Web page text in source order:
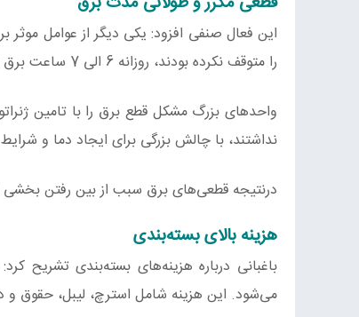
این فعال صنفی افزود: یکی دیگر از عوامل‌ موثر
را متوقف نکرده بودند، روزانه 6 الی 7 ساعت برق نداشتند.
واحدهای بزرگ مشکل قطع برق را با تامین
نداشتند، با چالش بزرگی برای ایجاد دما و
درنتیجه قطعی‌های برق سبب از بین رفتن
هزینه بالای بسته‌بندی
می‌شود. این هزینه شامل استرچ، لیبل، حقوق